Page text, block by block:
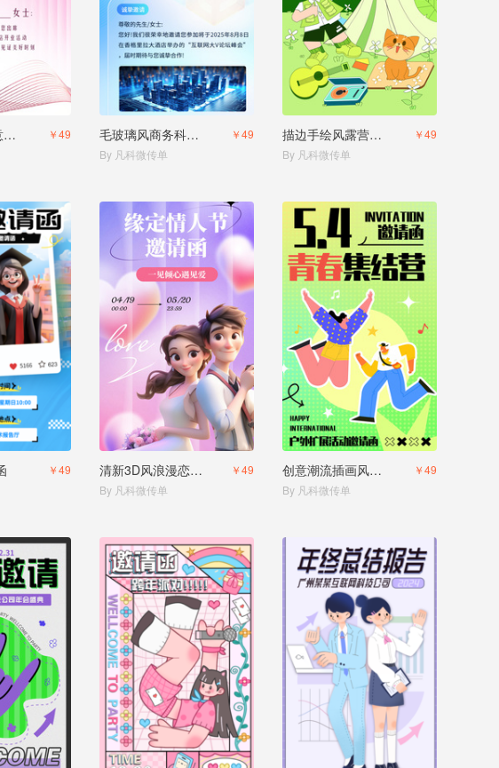
清新简约风创意美业美容店活动沙龙邀请函
￥49
毛玻璃风商务科技沙龙聚会活动邀请函
￥49
By 凡科微传单
描边手绘风露营邀请函
￥49
By 凡科微传单
￥49
清新3D风浪漫恋爱520情人节相亲联谊活动邀请函
￥49
By 凡科微传单
创意潮流插画风五四青年节邀请函
￥49
By 凡科微传单